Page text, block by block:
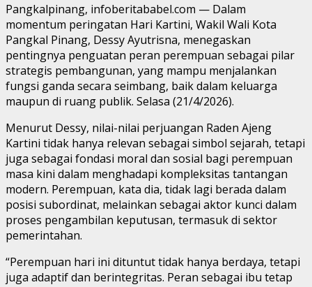
Pangkalpinang, infoberitababel.com — Dalam
momentum peringatan Hari Kartini, Wakil Wali Kota
Pangkal Pinang, Dessy Ayutrisna, menegaskan
pentingnya penguatan peran perempuan sebagai pilar
strategis pembangunan, yang mampu menjalankan
fungsi ganda secara seimbang, baik dalam keluarga
maupun di ruang publik. Selasa (21/4/2026).
Menurut Dessy, nilai-nilai perjuangan Raden Ajeng
Kartini tidak hanya relevan sebagai simbol sejarah, tetapi
juga sebagai fondasi moral dan sosial bagi perempuan
masa kini dalam menghadapi kompleksitas tantangan
modern. Perempuan, kata dia, tidak lagi berada dalam
posisi subordinat, melainkan sebagai aktor kunci dalam
proses pengambilan keputusan, termasuk di sektor
pemerintahan.
“Perempuan hari ini dituntut tidak hanya berdaya, tetapi
juga adaptif dan berintegritas. Peran sebagai ibu tetap